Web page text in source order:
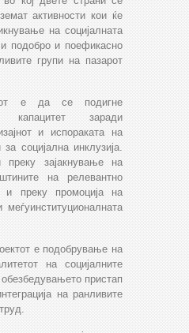
активности кои ќе
на социјалната
подобро и поефикасно
групи на пазарот
е да се подигне
капацитет заради
и испораката на
за социјална инклузија.
зајакнување на
на релевантно
и преку промоција на
меѓуинституционалната
е подобрување на
на социјалните
пристап
на ранливите